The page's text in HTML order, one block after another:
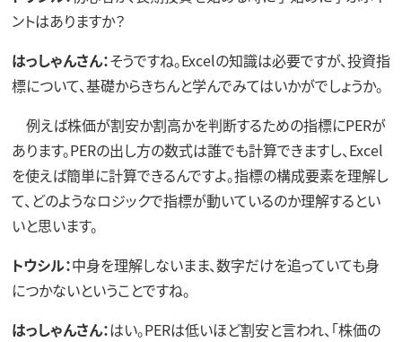
ントはありますか？
はっしゃんさん：そうですね。Excelの知識は必要ですが、投資指
標について、基礎からきちんと学んでみてはいかがでしょうか。
例えば株価が割安か割高かを判断するための指標にPERが
あります。PERの出し方の数式は誰でも計算できますし、Excel
を使えば簡単に計算できるんですよ。指標の構成要素を理解し
て、どのようなロジックで指標が動いているのか理解するとい
いと思います。
トウシル：中身を理解しないまま、数字だけを追っていても身
につかないということですね。
はっしゃんさん：はい。PERは低いほど割安と言われ、「株価の